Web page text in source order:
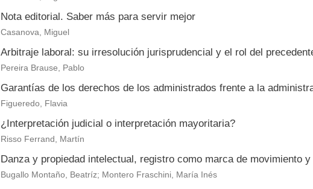
Nota editorial. Saber más para servir mejor
Casanova, Miguel
Arbitraje laboral: su irresolución jurisprudencial y el rol del
Pereira Brause, Pablo
Garantías de los derechos de los administrados frente a la
Figueredo, Flavia
¿Interpretación judicial o interpretación mayoritaria?
Risso Ferrand, Martín
Danza y propiedad intelectual, registro como marca de movimiento
Bugallo Montaño, Beatríz; Montero Fraschini, María Inés